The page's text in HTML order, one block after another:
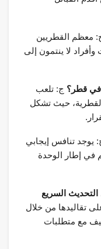
معظم القطريين
لا ينتمون إلى
في قطر؟ ج: تلعب
القطرية، حيث تشكل
يوجد تنافس إيجابي
في إطار الوحدة
السريع
تقاليدها من خلال
مع متطلبات